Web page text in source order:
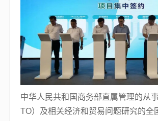
中华人民共和国商务部直属管理的从
TO）及相关经济和贸易问题研究的全